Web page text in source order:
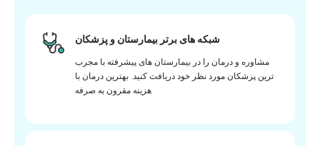
شبکه های برتر بیمارستان و پزشکان
مشاوره و درمان را در بیمارستان های پیشرفته با مجرب
ترین پزشکان مورد نظر خود دریافت کنید. بهترین درمان با
هزینه مقرون به صرفه